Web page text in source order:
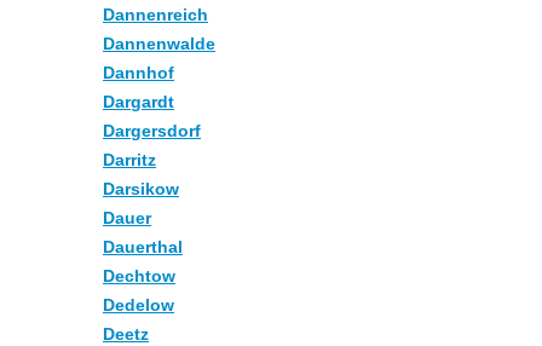
Dannenreich
Dannenwalde
Dannhof
Dargardt
Dargersdorf
Darritz
Darsikow
Dauer
Dauerthal
Dechtow
Dedelow
Deetz